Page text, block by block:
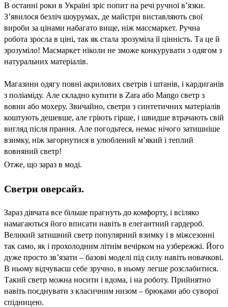
В останні роки в Україні зріс попит на речі ручної в’язки.
З’явилося безліч шоурумах, де майстри виставляють свої
вироби за цінами набагато вище, ніж массмаркет. Ручна
робота зросла в ціні, так як стала зрозуміла її цінність. Та це й
зрозуміло! Масмаркет ніколи не зможе конкурувати з одягом з
натуральних матеріалів.
Магазини одягу повні акрилових светрів і штанів, і кардиганів
з поліаміду. Але складно купити в Zara або Mango светр з
вовни або мохеру. Звичайно, светри з синтетичних матеріалів
коштують дешевше, але гріють гірше, і швидше втрачають свій
вигляд після прання. Але погодьтеся, немає нічого затишніше
взимку, ніж загорнутися в улюблений м’який і теплий
вовняний светр!
Отже, що зараз в моді.
Светри оверсайз.
Зараз дівчата все більше прагнуть до комфорту, і всіляко
намагаються його вписати навіть в елегантний гардероб.
Великий затишний светр популярний взимку і в міжсезонні
так само, як і прохолодним літнім вечірком на узбережжі. Його
дуже просто зв’язати – базові моделі під силу навіть новачкові.
В ньому відчуваєш себе зручно, в ньому легше розслабитися.
Такий светр можна носити і вдома, і на роботу. Прийнятно
навіть поєднувати з класичним низом – брюками або суворої
спідницею.